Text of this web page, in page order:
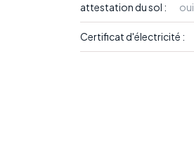
attestation du sol : oui
Certificat d'électricité :